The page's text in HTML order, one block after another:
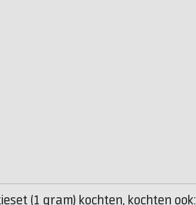
(1 gram) kochten, kochten ook: